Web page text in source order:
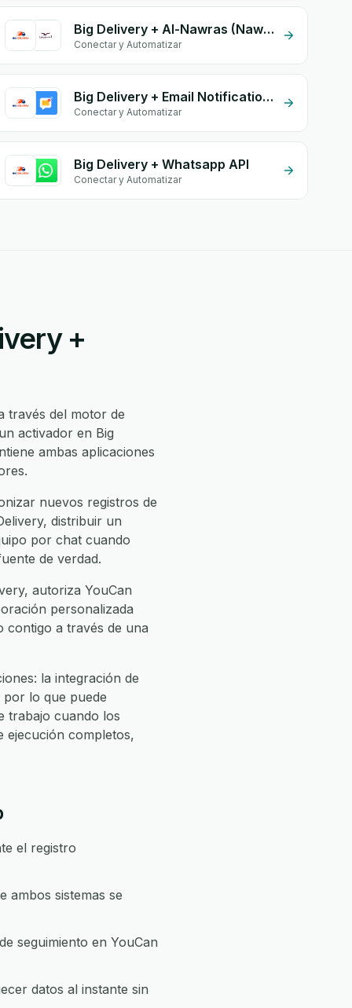
Big Delivery + Al-Nawras (Nawris)
Conectar y Automatizar
Big Delivery + Email Notifications by eGrow
Conectar y Automatizar
Big Delivery + Whatsapp API
Conectar y Automatizar
+
través del motor de
activador en Big
ambas aplicaciones
nuevos registros de
distribuir un
por chat cuando
de verdad.
autoriza YouCan
personalizada
contigo a través de una
la integración de
por lo que puede
trabajo cuando los
ejecución completos,
el registro
ambos sistemas se
seguimiento en YouCan
datos al instante sin